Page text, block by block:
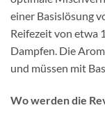
einer Basislösung
Reifezeit von etwa
Dampfen. Die
und müssen mit
Wo werden die